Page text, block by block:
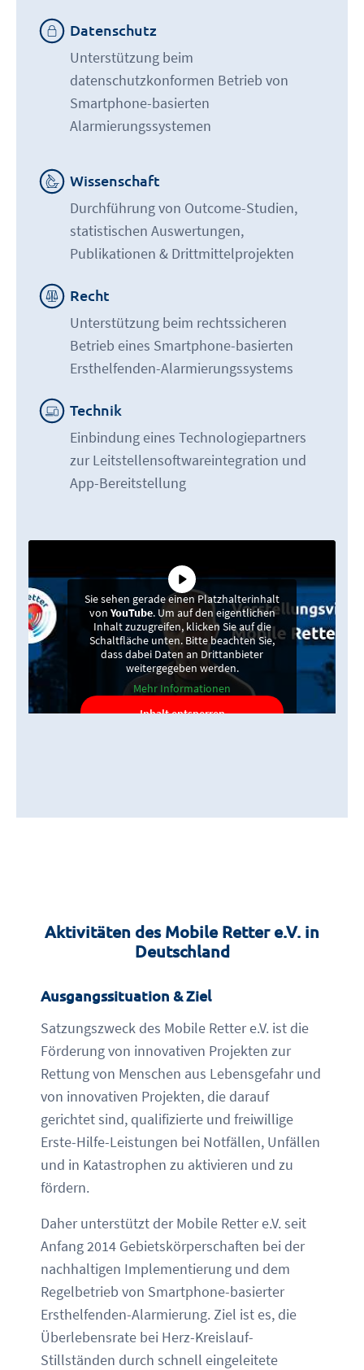
Datenschutz
Unterstützung beim
datenschutzkonformen Betrieb von
Smartphone-basierten
Alarmierungssystemen
Wissenschaft
Durchführung von Outcome-Studien,
statistischen Auswertungen,
Publikationen & Drittmittelprojekten
Recht
Unterstützung beim rechtssicheren
Betrieb eines Smartphone-basierten
Ersthelfenden-Alarmierungssystems
Technik
Einbindung eines Technologiepartners
zur Leitstellensoftwareintegration und
App-Bereitstellung
Sie sehen gerade einen Platzhalterinhalt
von YouTube. Um auf den eigentlichen
Inhalt zuzugreifen, klicken Sie auf die
Schaltfläche unten. Bitte beachten Sie,
dass dabei Daten an Drittanbieter
weitergegeben werden.
Mehr Informationen
Inhalt entsperren
Aktivitäten des Mobile Retter e.V. in
Deutschland
Ausgangssituation & Ziel
Satzungszweck des Mobile Retter e.V. ist die
Förderung von innovativen Projekten zur
Rettung von Menschen aus Lebensgefahr und
von innovativen Projekten, die darauf
gerichtet sind, qualifizierte und freiwillige
Erste-Hilfe-Leistungen bei Notfällen, Unfällen
und in Katastrophen zu aktivieren und zu
fördern.
Daher unterstützt der Mobile Retter e.V. seit
Anfang 2014 Gebietskörperschaften bei der
nachhaltigen Implementierung und dem
Regelbetrieb von Smartphone-basierter
Ersthelfenden-Alarmierung. Ziel ist es, die
Überlebensrate bei Herz-Kreislauf-
Stillständen durch schnell eingeleitete